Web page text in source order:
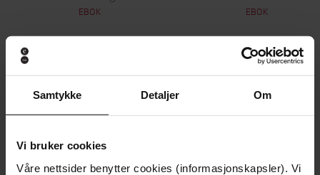
Samtykke Detaljer Om
Vi bruker cookies
Våre nettsider benytter cookies (informasjonskapsler). Vi
EBOK EBOK
Andre har også kjøpt